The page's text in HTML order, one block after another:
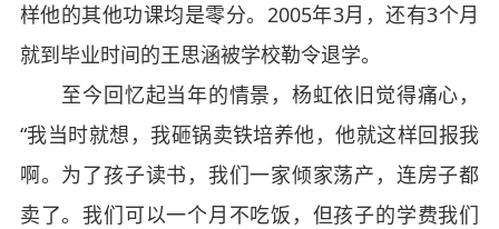
样他的其他功课均是零分。2005年3月，还有3个月
就到毕业时间的王思涵被学校勒令退学。
至今回忆起当年的情景，杨虹依旧觉得痛心，
“我当时就想，我砸锅卖铁培养他，他就这样回报我
啊。为了孩子读书，我们一家倾家荡产，连房子都
卖了。我们可以一个月不吃饭，但孩子的学费我们